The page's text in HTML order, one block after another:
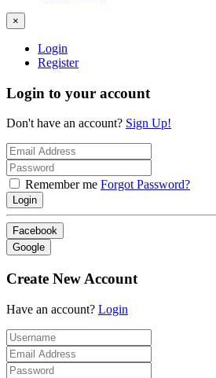
×
Login
Register
Login to your account
Don't have an account? Sign Up!
Remember me Forgot Password?
Login
Facebook
Google
Create New Account
Have an account? Login